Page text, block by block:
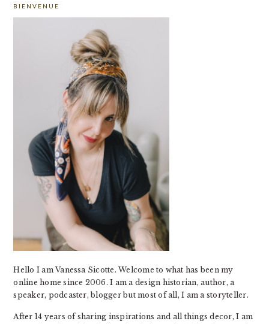
SIDEBAR
BIENVENUE
Hello I am Vanessa Sicotte. Welcome to what has been my
online home since 2006. I am a design historian, author, a
speaker, podcaster, blogger but most of all, I am a storyteller.
After 14 years of sharing inspirations and all things decor, I am